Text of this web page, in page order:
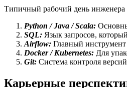
Типичный рабочий день инженера
Python / Java / Scala:
SQL: Язык запросов,
Airflow: Главный инструмент
Docker / Kubernetes: Для
Git: Система контроля
Карьерные